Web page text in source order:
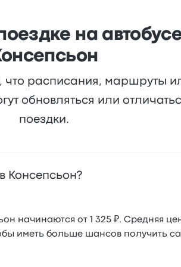
на
что расписания, маршруты
обновляться или
поездки.
Консепсьон?
начинаются от 1 325 ₽. Средняя
иметь больше шансов получить